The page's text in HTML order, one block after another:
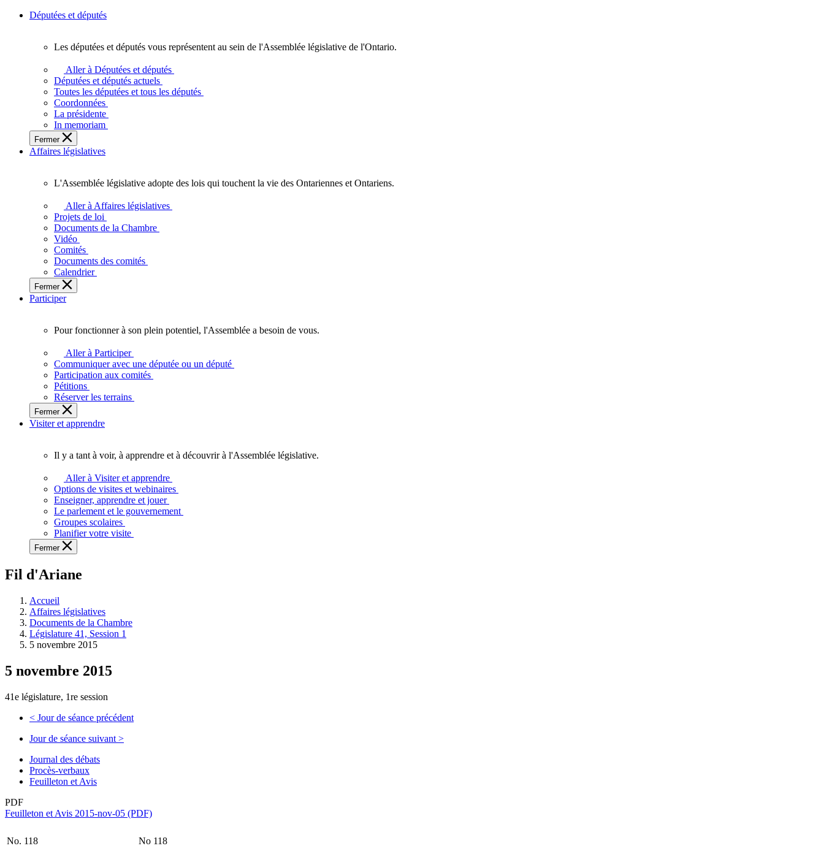
Députées et députés
députées
députés
vous
représentent
sein
de
l'Assemblée
l'Ontario.
Les députées et députés vous représentent au sein de l'Assemblée législative de l'Ontario.
Aller à Députées et députés
Députées et députés actuels
Toutes les députées et tous les députés
Coordonnées
La présidente
In memoriam
Fermer
Affaires législatives
législative
adopte
touchent
vie
des
Ontariennes
Ontariens.
L'Assemblée législative adopte des lois qui touchent la vie des Ontariennes et Ontariens.
Aller à Affaires législatives
Projets de loi
Documents de la Chambre
Vidéo
Comités
Documents des comités
Calendrier
Fermer
Participer
fonctionner
plein
potentiel,
l'Assemblée
a
besoin
Pour fonctionner à son plein potentiel, l'Assemblée a besoin de vous.
Aller à Participer
Communiquer avec une députée ou un député
Participation aux comités
Pétitions
Réserver les terrains
Fermer
Visiter et apprendre
voir,
apprendre
et
découvrir
l'Assemblée
législative.
Il y a tant à voir, à apprendre et à découvrir à l'Assemblée législative.
Aller à Visiter et apprendre
Options de visites et webinaires
Enseigner, apprendre et jouer
Le parlement et le gouvernement
Groupes scolaires
Planifier votre visite
Fermer
Fil d'Ariane
Accueil
Affaires législatives
Documents de la Chambre
Législature 41, Session 1
5 novembre 2015
5 novembre 2015
41e législature, 1re session
< Jour de séance précédent
Jour de séance suivant >
Journal des débats
Procès-verbaux
Feuilleton et Avis
PDF
Feuilleton et Avis 2015-nov-05 (PDF)
No. 118 No 118